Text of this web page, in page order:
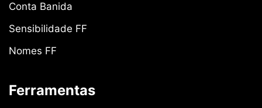
Conta Banida
Sensibilidade FF
Nomes FF
Ferramentas